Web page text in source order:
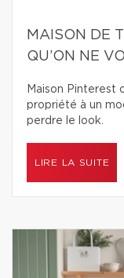
MAISON DE
QU’ON NE
Maison Pinterest
propriété à un
perdre le look.
LIRE LA SUITE